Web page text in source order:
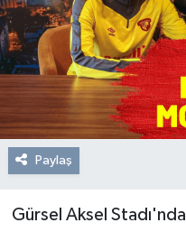
Paylaş
Gürsel Aksel